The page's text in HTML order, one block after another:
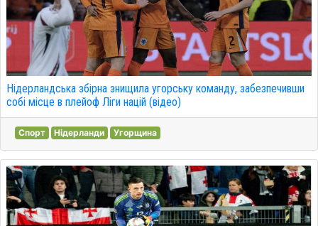
Нідерландська збірна знищила угорську команду, забезпечивши
собі місце в плейоф Ліги націй (відео)
Спорт Нідерланди Угорщина